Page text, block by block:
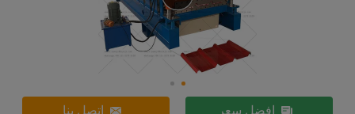
افضل سعر اتصل بنا